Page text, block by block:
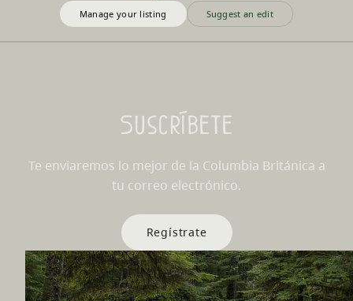
Manage your listing Suggest an edit
Suscríbete
Te enviaremos lo mejor de la Columbia Británica a
tu correo electrónico.
Regístrate